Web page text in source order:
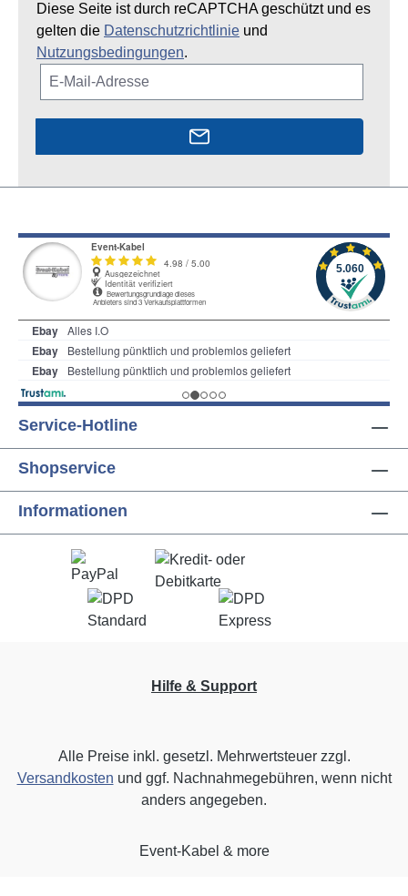
Diese Seite ist durch reCAPTCHA geschützt und es
gelten die Datenschutzrichtlinie und
Nutzungsbedingungen.
Service-Hotline
Shopservice
Informationen
Hilfe & Support
Alle Preise inkl. gesetzl. Mehrwertsteuer zzgl.
Versandkosten und ggf. Nachnahmegebühren, wenn nicht
anders angegeben.
Event-Kabel & more